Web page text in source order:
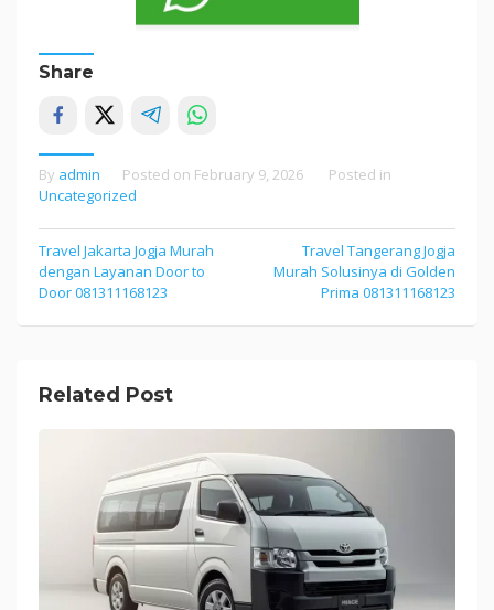
Share
By admin Posted on February 9, 2026
Posted in
Uncategorized
Post
navigation
Travel Jakarta Jogja Murah
dengan Layanan Door to
Door 081311168123
Travel Tangerang Jogja
Murah Solusinya di Golden
Prima 081311168123
Related Post